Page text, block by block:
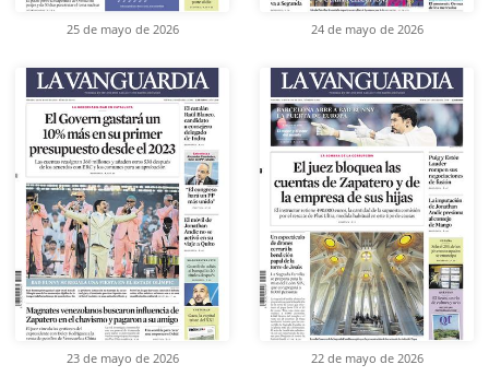
25 de mayo de 2026 24 de mayo de 2026
23 de mayo de 2026 22 de mayo de 2026